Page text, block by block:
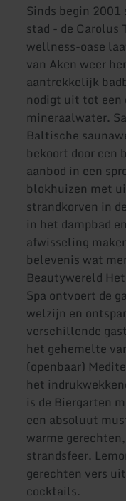
Sinds begin
stad - de Carolus
wellness-oase
van Aken weer
aantrekkelijk
nodigt uit tot een
mineraalwater.
Baltische
bekoort door een
aanbod in een
blokhuizen met
strandkorven in
in het dampbad
afwisseling
belevenis wat
Beautywereld
Spa ontvoert de
welzijn en
verschillende
het gehemelte
(openbaar)
het
is de Biergarten
een absoluut
warme
strandsfeer.
gerechten vers
cocktails.